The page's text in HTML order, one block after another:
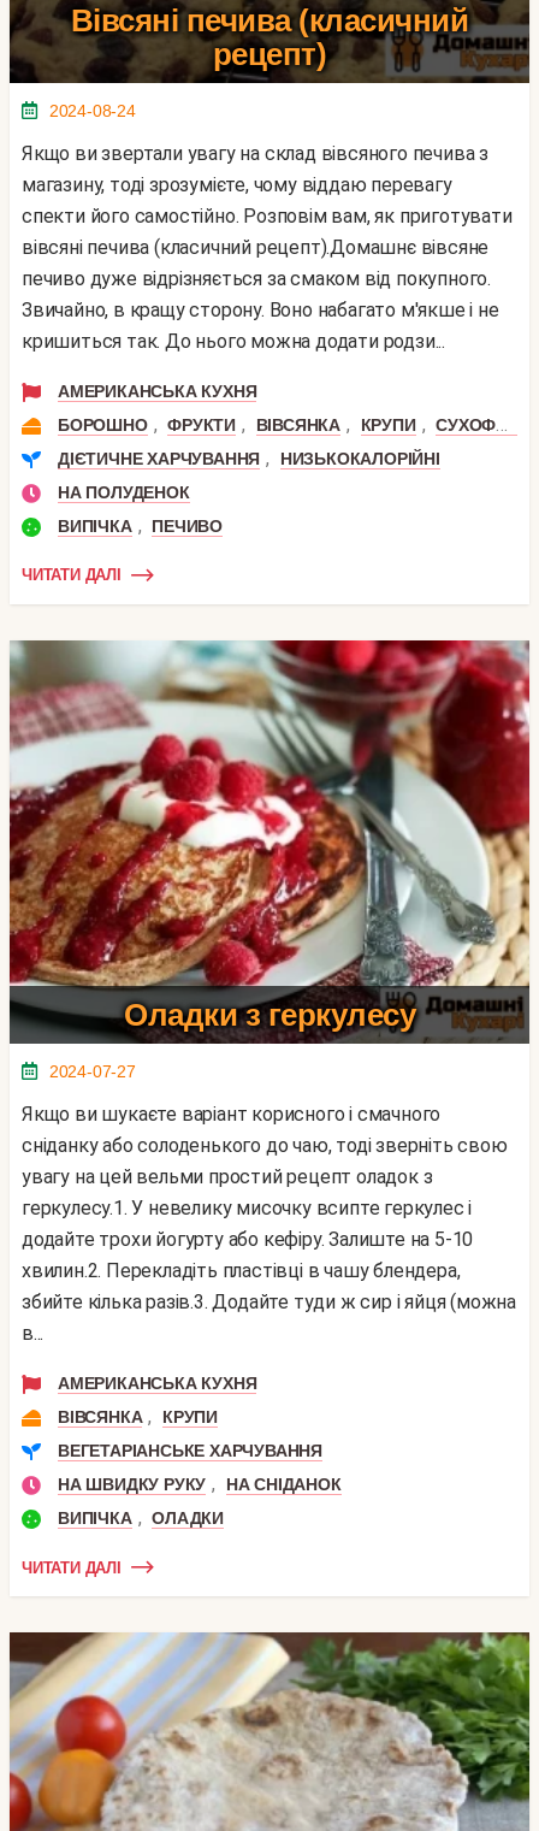
Вівсяні печива (класичний
рецепт)
2024-08-24
Якщо ви звертали увагу на склад вівсяного печива з
магазину, тоді зрозумієте, чому віддаю перевагу
спекти його самостійно. Розповім вам, як приготувати
вівсяні печива (класичний рецепт).Домашнє вівсяне
печиво дуже відрізняється за смаком від покупного.
Звичайно, в кращу сторону. Воно набагато м'якше і не
кришиться так. До нього можна додати родзи...
АМЕРИКАНСЬКА КУХНЯ
БОРОШНО , ФРУКТИ , ВІВСЯНКА , КРУПИ , СУХОФРУКТИ
ДІЄТИЧНЕ ХАРЧУВАННЯ ,
НИЗЬКОКАЛОРІЙНІ
НА ПОЛУДЕНОК
ВИПІЧКА , ПЕЧИВО
ЧИТАТИ ДАЛІ
Оладки з геркулесу
2024-07-27
Якщо ви шукаєте варіант корисного і смачного
сніданку або солоденького до чаю, тоді зверніть свою
увагу на цей вельми простий рецепт оладок з
геркулесу.1. У невелику мисочку всипте геркулес і
додайте трохи йогурту або кефіру. Залиште на 5-10
хвилин.2. Перекладіть пластівці в чашу блендера,
збийте кілька разів.3. Додайте туди ж сир і яйця (можна
в...
АМЕРИКАНСЬКА КУХНЯ
ВІВСЯНКА ,
КРУПИ
ВЕГЕТАРІАНСЬКЕ ХАРЧУВАННЯ
НА ШВИДКУ РУКУ ,
НА СНІДАНОК
ВИПІЧКА , ОЛАДКИ
ЧИТАТИ ДАЛІ